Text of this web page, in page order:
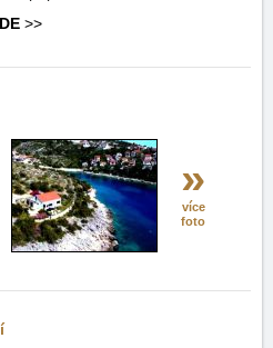
>>
»
více
foto